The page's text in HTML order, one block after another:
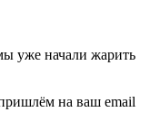
уже начали жарить
на ваш email